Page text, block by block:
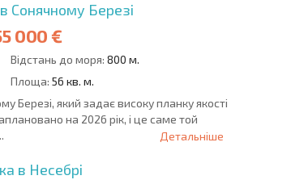
Сонячному Березі
000 €
Відстань до моря: 800 м.
Площа: 56 кв. м.
Березі, який задає високу планку якості
на 2026 рік, і це саме той
Детальніше
в Несебрі